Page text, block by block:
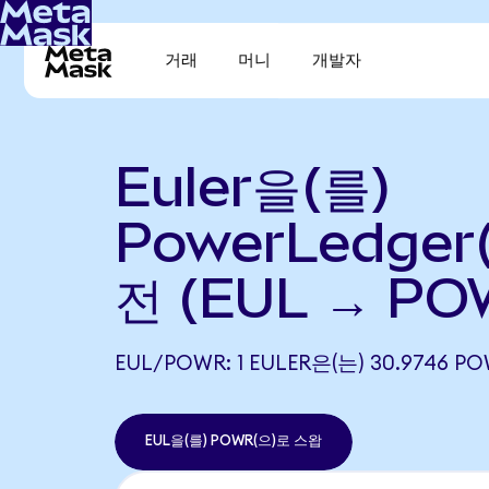
거래 머니 개발자
Euler을(를)
전 (EUL →
EUL/POWR: 1 EULER은(는) 30.9746
EUL을(를) POWR(으)로 스왑